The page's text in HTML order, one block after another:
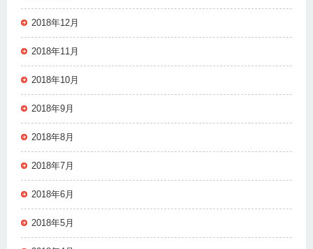
2018年12月
2018年11月
2018年10月
2018年9月
2018年8月
2018年7月
2018年6月
2018年5月